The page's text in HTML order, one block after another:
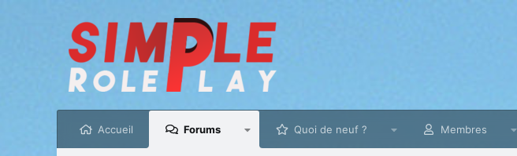
Accueil Forums Quoi de neuf ? Membres